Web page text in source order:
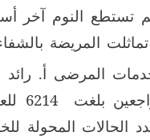
تستطع النوم آخر
المريضة
المرضى أ. رائد
بلغت
الحالات المحولة